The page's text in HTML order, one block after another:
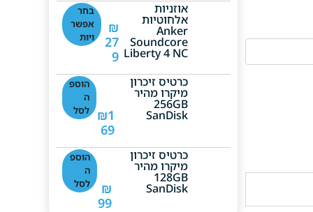
אוזניות
אלחוטיות
Anker
Soundcore
Liberty 4 NC
₪
27
9
בחר
אפשר
ויות
כרטיס זיכרון
מיקרו מהיר
256GB
SanDisk
₪1
69
הוספ
ה
לסל
כרטיס זיכרון
מיקרו מהיר
128GB
SanDisk
₪
99
הוספ
ה
לסל